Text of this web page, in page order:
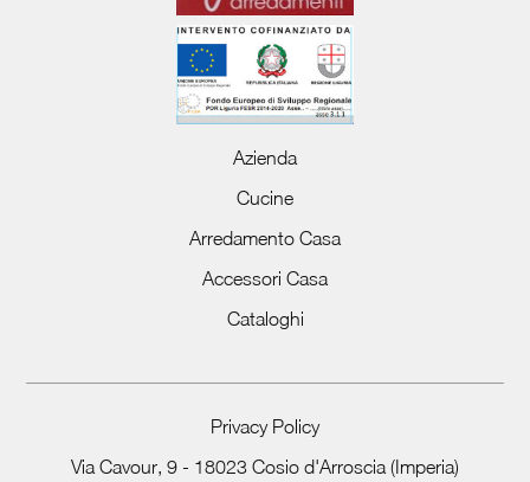
Azienda
Cucine
Arredamento Casa
Accessori Casa
Cataloghi
Privacy Policy
Via Cavour, 9 - 18023 Cosio d'Arroscia (Imperia)